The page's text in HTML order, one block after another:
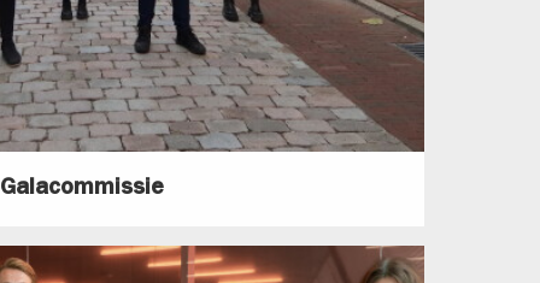
Galacommissie